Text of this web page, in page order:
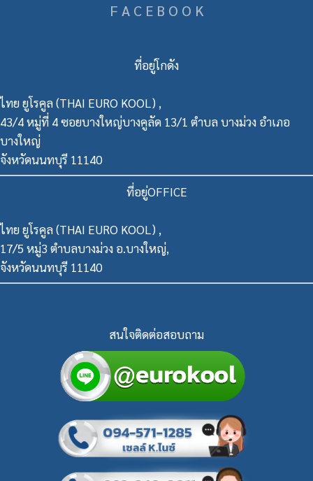
F A C E B O O K
ที่อยู่โกดัง
ไทย ยูโรคูล (THAI EURO KOOL) ,
43/4 หมู่ที่ 4 ซอยบางใหญ่บางคูลัด 13/1 ตำบล บางม่วง อำเภอ
บางใหญ่
จังหวัดนนทบุรี 11140
ที่อยู่OFFICE
ไทย ยูโรคูล (THAI EURO KOOL) ,
17/5 หมู่3 ตำบลบางม่วง อ.บางใหญ่,
จังหวัดนนทบุรี 11140
สนใจติดต่อสอบถาม